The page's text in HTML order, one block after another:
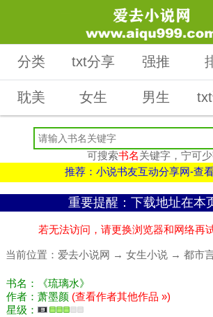
分类 txt分享 强推
耽美 女生 男生
可搜索书名关键字，宁可
推荐：小说书友互动分享网-查
重要提醒：下载地址在本
若无法访问，请更换浏览器和网络再
当前位置： 爱去小说网 → 女生小说 → 都市
书名：《琉璃水》
作者：萧墨颜 (查看作者其他作品 »)
星级：